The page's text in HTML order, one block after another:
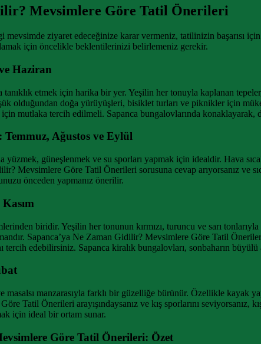
Mevsimlere Göre Tatil Önerileri
mevsimde ziyaret edeceğinize karar vermeniz, tatilinizin başarısı
için öncelikle beklentilerinizi belirlemeniz gerekir.
Haziran
tanıklık etmek için harika bir yer. Yeşilin her tonuyla kaplanan
olduğundan doğa yürüyüşleri, bisiklet turları ve piknikler için
mutlaka tercih edilmeli. Sapanca bungalovlarında
Temmuz, Ağustos ve Eylül
yüzmek, güneşlenmek ve su sporları yapmak için idealdir. Hava
Mevsimlere Göre Tatil Önerileri sorusuna cevap arıyorsanız ve
önceden yapmanız önerilir.
biridir. Yeşilin her tonunun kırmızı, turuncu ve sarı
Sapanca’ya Ne Zaman Gidilir? Mevsimlere Göre Tatil
tercih edebilirsiniz. Sapanca kiralık bungalovları, sonbaharın
masalsı manzarasıyla farklı bir güzelliğe bürünür. Özellikle kayak
Tatil Önerileri arayışındaysanız ve kış sporlarını
için ideal bir ortam sunar.
Göre Tatil Önerileri: Özet